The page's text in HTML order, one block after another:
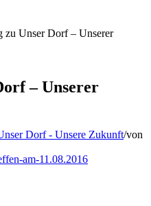
zu Unser Dorf – Unserer
– Unserer
Dorf - Unsere Zukunft/von
am-11.08.2016